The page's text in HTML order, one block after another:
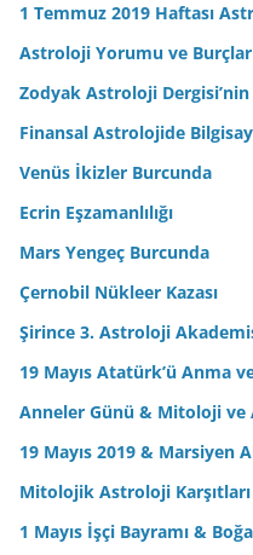
1 Temmuz 2019 Haftası
Astroloji Yorumu ve Burçlar
Zodyak Astroloji Dergisi’nin
Finansal Astrolojide
Venüs İkizler Burcunda
Ecrin Eşzamanlılığı
Mars Yengeç Burcunda
Çernobil Nükleer Kazası
Şirince 3. Astroloji
19 Mayıs Atatürk’ü Anma
Anneler Günü & Mitoloji
19 Mayıs 2019 & Marsiyen
Mitolojik Astroloji
1 Mayıs İşçi Bayramı &